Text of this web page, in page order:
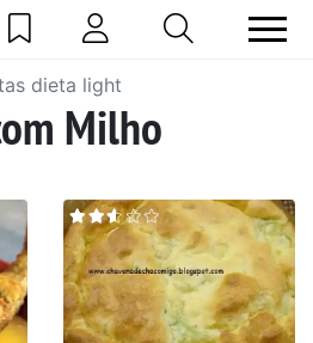
dieta light
Milho